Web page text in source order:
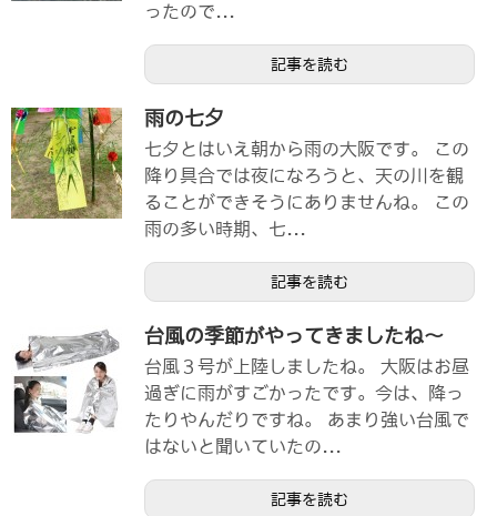
ったので...
記事を読む
雨の七夕
七夕とはいえ朝から雨の大阪です。 この
降り具合では夜になろうと、天の川を観
ることができそうにありませんね。 この
雨の多い時期、七...
記事を読む
台風の季節がやってきましたね～
台風３号が上陸しましたね。 大阪はお昼
過ぎに雨がすごかったです。今は、降っ
たりやんだりですね。 あまり強い台風で
はないと聞いていたの...
記事を読む